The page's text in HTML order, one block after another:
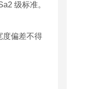
级标准。
度偏差不得